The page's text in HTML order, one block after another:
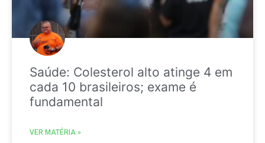
Saúde: Colesterol alto atinge 4 em
cada 10 brasileiros; exame é
fundamental
VER MATÉRIA »